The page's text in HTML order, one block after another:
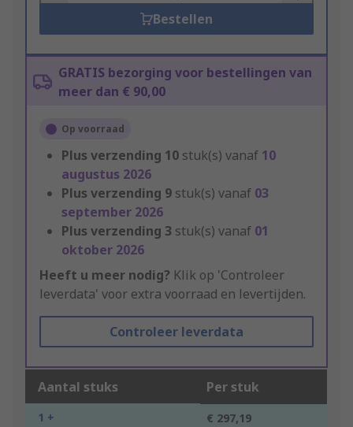
Bestellen
GRATIS bezorging voor bestellingen van
meer dan € 90,00
Op voorraad
Plus verzending 10 stuk(s) vanaf 10
augustus 2026
Plus verzending 9 stuk(s) vanaf 03
september 2026
Plus verzending 3 stuk(s) vanaf 01
oktober 2026
Heeft u meer nodig? Klik op 'Controleer
leverdata' voor extra voorraad en levertijden.
Controleer leverdata
Aantal stuks Per stuk
1 + € 297,19